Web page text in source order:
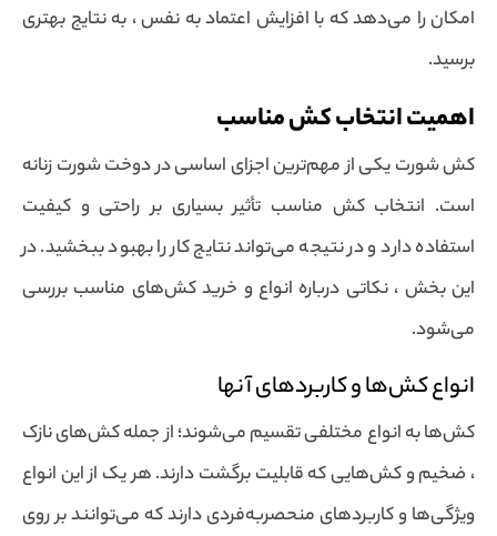
امکان را می‌دهد که با افزایش اعتماد به نفس ، به نتایج بهتری
برسید.
اهمیت انتخاب کش مناسب
کش شورت یکی از مهم‌ترین اجزای اساسی در دوخت شورت زنانه
است. انتخاب کش مناسب تأثیر بسیاری بر راحتی و کیفیت
استفاده دارد و در نتیجه می‌تواند نتایج کار را بهبود ببخشید. در
این بخش ، نکاتی درباره انواع و خرید کش‌های مناسب بررسی
می‌شود.
انواع کش‌ها و کاربردهای آنها
کش‌ها به انواع مختلفی تقسیم می‌شوند؛ از جمله کش‌های نازک
، ضخیم و کش‌هایی که قابلیت برگشت دارند. هر یک از این انواع
ویژگی‌ها و کاربردهای منحصربه‌فردی دارند که می‌توانند بر روی